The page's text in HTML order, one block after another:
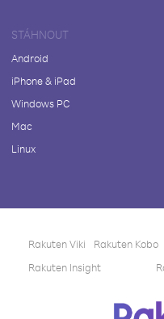
STÁHNOUT
Android
iPhone & iPad
Windows PC
Mac
Linux
Rakuten Viki Rakuten Kobo
Rakuten Insight